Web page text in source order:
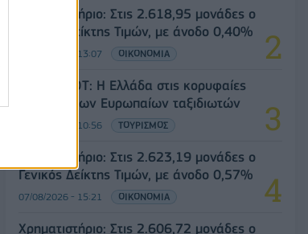
Χρηματιστήριο: Στις 2.618,95 μονάδες ο
Γενικός Δείκτης Τιμών, με άνοδο 0,40%
07/08/2026 - 13:07 ΟΙΚΟΝΟΜΙΑ
Έρευνα ΕΟΤ: Η Ελλάδα στις κορυφαίες
επιλογές των Ευρωπαίων ταξιδιωτών
07/08/2026 - 10:56 ΤΟΥΡΙΣΜΟΣ
Χρηματιστήριο: Στις 2.623,19 μονάδες ο
Γενικός Δείκτης Τιμών, με άνοδο 0,57%
07/08/2026 - 15:21 ΟΙΚΟΝΟΜΙΑ
Χρηματιστήριο: Στις 2.606,72 μονάδες ο